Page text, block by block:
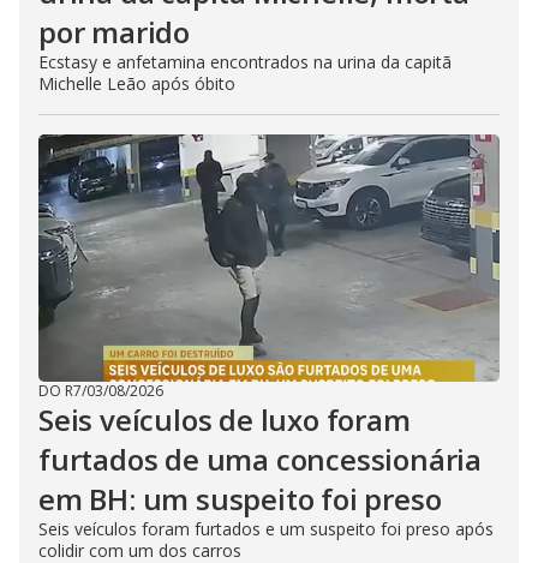
por marido
Ecstasy e anfetamina encontrados na urina da capitã
Michelle Leão após óbito
DO R7/03/08/2026
Seis veículos de luxo foram
furtados de uma concessionária
em BH: um suspeito foi preso
Seis veículos foram furtados e um suspeito foi preso após
colidir com um dos carros